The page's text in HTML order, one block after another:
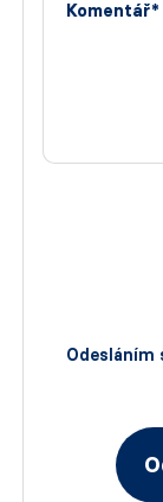
Komentář*
Odesláním